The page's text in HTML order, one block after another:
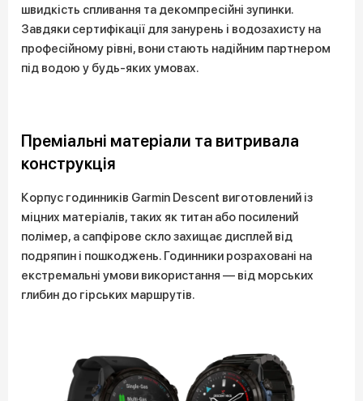
швидкість спливання та декомпресійні зупинки.
Завдяки сертифікації для занурень і водозахисту на
професійному рівні, вони стають надійним партнером
під водою у будь-яких умовах.
Преміальні матеріали та витривала
конструкція
Корпус годинників Garmin Descent виготовлений із
міцних матеріалів, таких як титан або посилений
полімер, а сапфірове скло захищає дисплей від
подряпин і пошкоджень. Годинники розраховані на
екстремальні умови використання — від морських
глибин до гірських маршрутів.